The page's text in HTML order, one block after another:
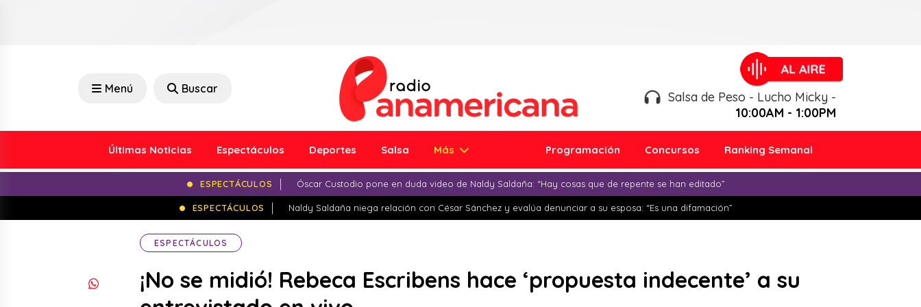
Menú Buscar
Salsa de Peso - Lucho Micky -
10:00AM - 1:00PM
Últimas Noticias Espectáculos Deportes Salsa Más Programación Concursos Ranking Semanal
ESPECTÁCULOS Óscar Custodio pone en duda video de Naldy Saldaña: “Hay cosas que de repente se han editado”
ESPECTÁCULOS Naldy Saldaña niega relación con César Sánchez y evalúa denunciar a su esposa: “Es una difamación”
ESPECTÁCULOS
¡No se midió! Rebeca Escribens hace ‘propuesta indecente’ a su